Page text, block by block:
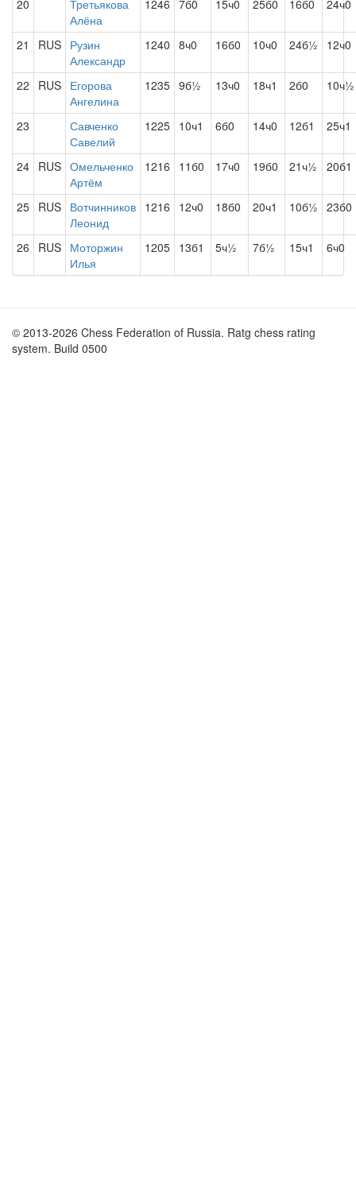
20
Третьякова
Алёна
1246 7б0 15ч0 25б0 16б0 24ч0
21 RUS Рузин
Александр
1240 8ч0 16б0 10ч0 24б½ 12ч0
22 RUS Егорова
Ангелина
1235 9б½ 13ч0 18ч1 2б0 10ч½
23
Савченко
Савелий
1225 10ч1 6б0 14ч0 12б1 25ч1
24 RUS Омельченко
Артём
1216 11б0 17ч0 19б0 21ч½ 20б1
25 RUS Вотчинников
Леонид
1216 12ч0 18б0 20ч1 10б½ 23б0
26 RUS Моторжин
Илья
1205 13б1 5ч½ 7б½ 15ч1 6ч0
© 2013-2026 Chess Federation of Russia. Ratg chess rating
system. Build 0500